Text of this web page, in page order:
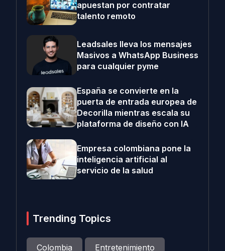
apuestan por contratar
talento remoto
Leadsales lleva los mensajes
Masivos a WhatsApp Business
para cualquier pyme
España se convierte en la
puerta de entrada europea de
Decorilla mientras escala su
plataforma de diseño con IA
Empresa colombiana pone la
inteligencia artificial al
servicio de la salud
Trending Topics
Colombia Entretenimiento